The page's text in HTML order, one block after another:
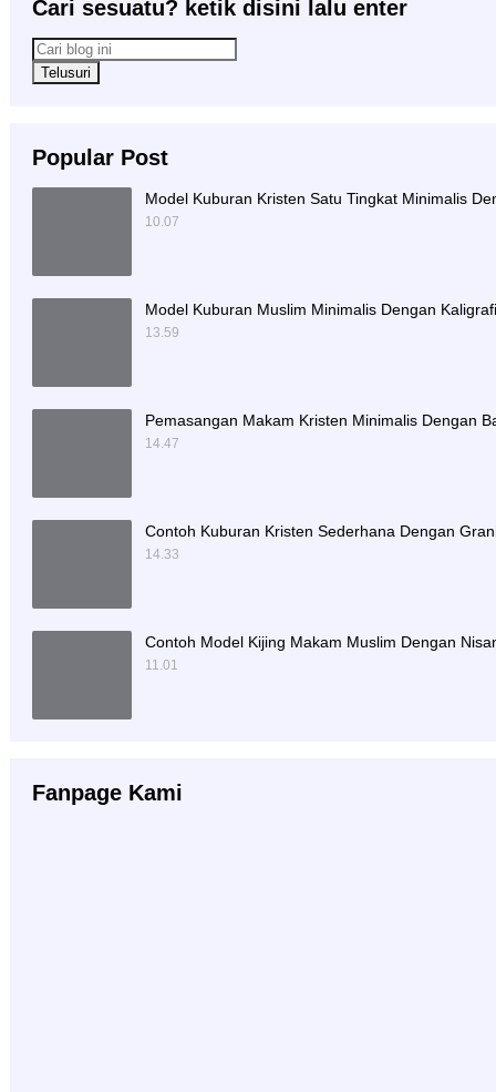
Cari sesuatu? ketik disini lalu enter
Popular Post
Model Kuburan Kristen Satu Tingkat Minimalis
10.07
Model Kuburan Muslim Minimalis Dengan
13.59
Pemasangan Makam Kristen Minimalis Dengan
14.47
Contoh Kuburan Kristen Sederhana Dengan
14.33
Contoh Model Kijing Makam Muslim Dengan
11.01
Fanpage Kami